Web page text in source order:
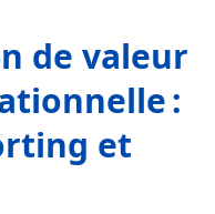
de valeur
:
et